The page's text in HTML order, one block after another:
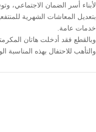
بتعديل المعاشات الشهرية
خدمات عامة.
وبالقطع فقد أدخلت هاتان
والتأهب للاحتفال بهذه المناسبة